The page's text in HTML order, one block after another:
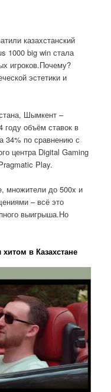
казахстанский
1000 big win стала
игроков.Почему?
эстетики и
Шымкент –
году объём ставок в
34% по сравнению с
центра Digital Gaming
Play.
множители до 500x и
– всё это
выигрыша.Но
в Казахстане